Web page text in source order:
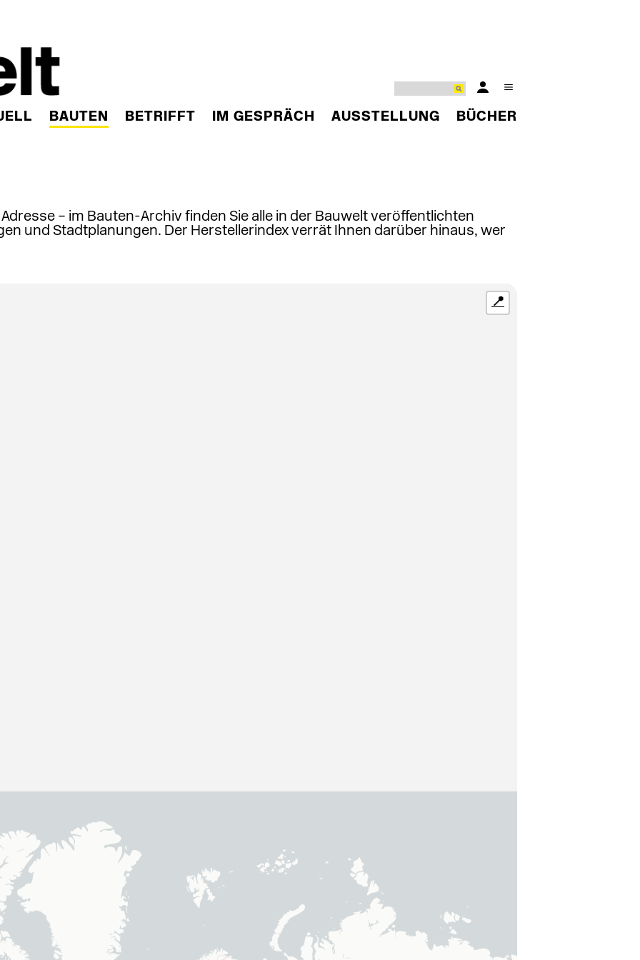
BAUTEN BETRIFFT IM GESPRÄCH AUSSTELLUNG BÜCHER
– im Bauten-Archiv finden Sie alle in der Bauwelt veröffentlichten
und Stadtplanungen. Der Herstellerindex verrät Ihnen darüber hinaus, wer
📍